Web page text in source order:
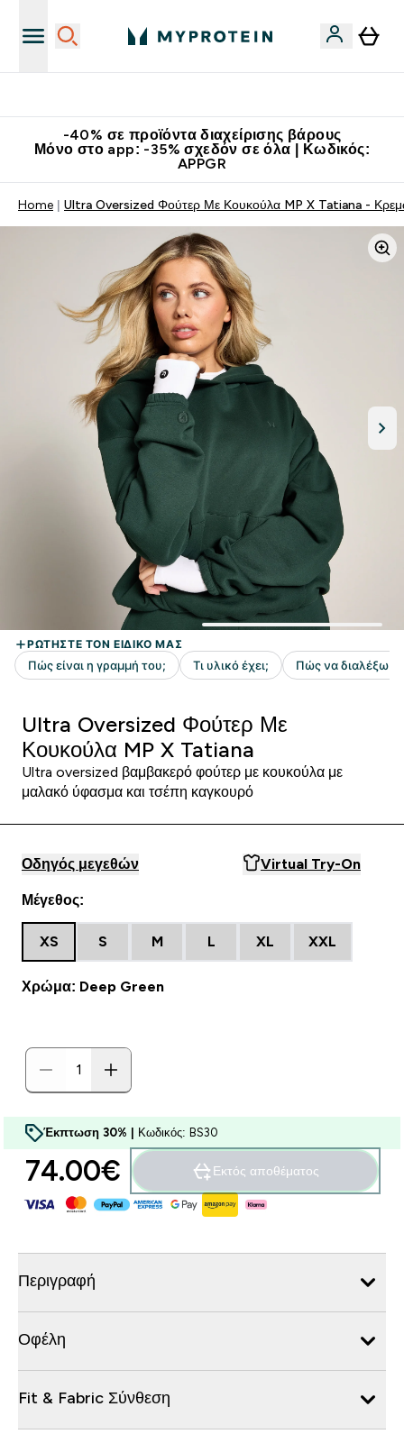
-40% σε προϊόντα διαχείρισης βάρους
Μόνο στο app: -35% σχεδόν σε όλα | Κωδικός:
APPGR
Home Ultra Oversized Φούτερ Με Κουκούλα MP X Tatiana -
Ultra Oversized Φούτερ Με
Κουκούλα MP X Tatiana
Ultra oversized βαμβακερό φούτερ με κουκούλα με
μαλακό ύφασμα και τσέπη καγκουρό
Οδηγός μεγεθών Virtual Try-On
Μέγεθος:
XS S M L XL XXL
Χρώμα: Deep Green
Έκπτωση 30% | Κωδικός: BS30
74.00€‎ Εκτός αποθέματος
Περιγραφή
Οφέλη
Fit & Fabric Σύνθεση